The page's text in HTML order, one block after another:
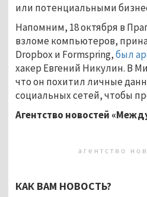
или потенциальными
Напомним, 18 октября в
взломе компьютеров,
Dropbox и Formspring,был
хакер Евгений Никулин. В
что он похитил личные
социальных сетей, чтобы
Агентство новостей
КАК ВАМ НОВОСТЬ?